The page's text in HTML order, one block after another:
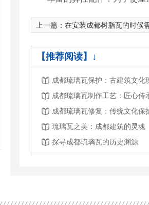
上一篇： 在安装成都树脂瓦的时候需
【推荐阅读】↓
成都琉璃瓦保护：古建筑文化
成都琉璃瓦制作工艺：匠心传
成都琉璃瓦修复：传统文化保
琉璃瓦之美：成都建筑的灵魂
探寻成都琉璃瓦的历史渊源